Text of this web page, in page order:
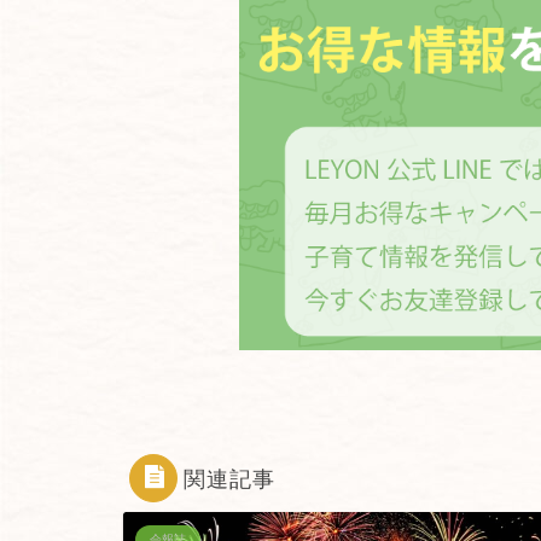
関連記事